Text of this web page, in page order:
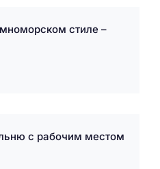
стиле –
с рабочим местом